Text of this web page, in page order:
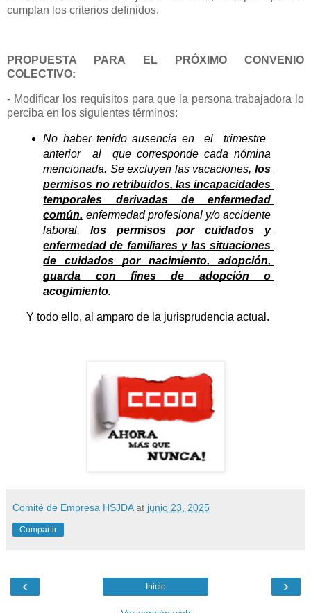
cumplan los criterios definidos.
PROPUESTA PARA EL PRÓXIMO CONVENIO
COLECTIVO:
- Modificar los requisitos para que la persona trabajadora lo
perciba en los siguientes términos:
No haber tenido ausencia en  el  trimestre
anterior  al  que corresponde cada nómina
mencionada. Se excluyen las vacaciones, los
permisos no retribuidos, las incapacidades
temporales derivadas de enfermedad
común, enfermedad profesional y/o accidente
laboral, los permisos por cuidados y
enfermedad de familiares y las situaciones
de cuidados por nacimiento, adopción,
guarda con fines de adopción o
acogimiento.
Y todo ello, al amparo de la jurisprudencia actual.
Comité de Empresa HSJDA at junio 23, 2025
Compartir
‹ ›
Inicio